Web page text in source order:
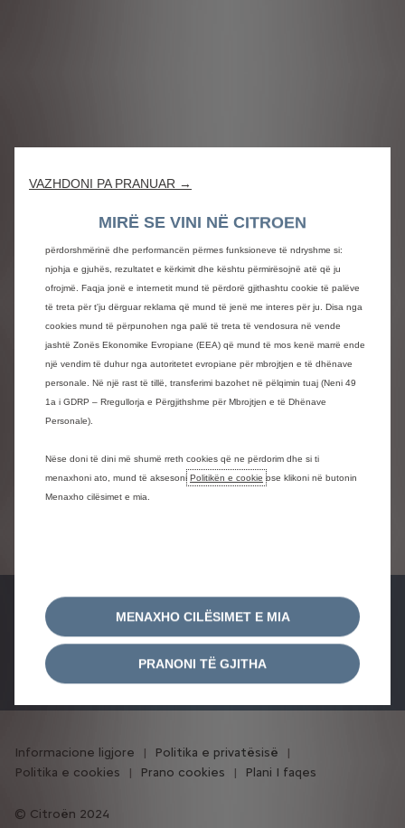
Gjeni një pikë
shitje Citroën
Kërkoni një
ofertë
Rezervoni një
Citroën 2024
Informacione ligjore
Politika e privatësisë
Politika e cookies
Prano cookies Plani I faqes
VAZHDONI PA PRANUAR →
MIRË SE VINI NË CITROEN
Ne përdorim cookie për të siguruar që t'ju ofrojmë përvojën më të mirë në
siguri, menaxhim të rrjetit dhe aksesueshmëri.Ato përmirësojnë
përdorshmërinë dhe performancën përmes funksioneve të ndryshme si:
njohja e gjuhës, rezultatet e kërkimit dhe kështu përmirësojnë atë që ju
ofrojmë. Faqja jonë e internetit mund të përdorë gjithashtu cookie të palëve
të treta për t'ju dërguar reklama që mund të jenë me interes për ju. Disa nga
cookies mund të përpunohen nga palë të treta të vendosura në vende
jashtë Zonës Ekonomike Evropiane (EEA) që mund të mos kenë marrë ende
një vendim të duhur nga autoritetet evropiane për mbrojtjen e të dhënave
personale. Në një rast të tillë, transferimi bazohet në pëlqimin tuaj (Neni 49
1a i GDRP – Rregullorja e Përgjithshme për Mbrojtjen e të Dhënave
Personale).
Nëse doni të dini më shumë rreth cookies që ne përdorim dhe si ti
menaxhoni ato, mund të aksesoni Politikën e cookie ose klikoni në butonin
Menaxho cilësimet e mia.
MENAXHO CILËSIMET E MIA
PRANONI TË GJITHA